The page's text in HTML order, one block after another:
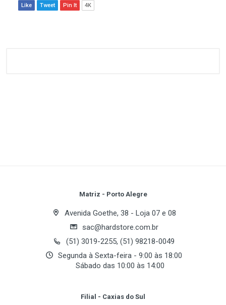
Like Tweet Pin It 4K
Your Name
Email Address
Matriz - Porto Alegre
Avenida Goethe, 38 - Loja 07 e 08
sac@hardstore.com.br
(51) 3019-2255, (51) 98218-0049
Segunda à Sexta-feira - 9:00 às 18:00
Sábado das 10:00 às 14:00
Filial - Caxias do Sul